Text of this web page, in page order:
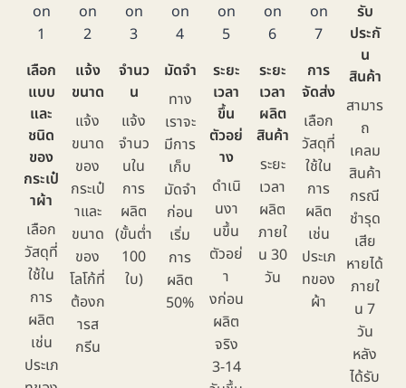
เลือก
แบบ
และ
ชนิด
ของ
กระเป๋
าผ้า
เลือก
วัสดุที่
ใช้ใน
การ
ผลิต
เช่น
ประเภ
แจ้ง
ขนาด
แจ้ง
ขนาด
ของ
กระเป๋
าและ
ขนาด
ของ
โลโก้ที่
ต้องก
ารส
กรีน
จำนว
น
แจ้ง
จำนว
นใน
การ
ผลิต
(ขั้นต่ำ
100
ใบ)
มัดจำ
ทาง
เราจะ
มีการ
เก็บ
มัดจำ
ก่อน
เริ่ม
การ
ผลิต
50%
ระยะ
เวลา
ขึ้น
ตัวอย่
าง
ดำเนิ
นงา
นขึ้น
ตัวอย่
า
งก่อน
ผลิต
จริง
3-14
ระยะ
เวลา
ผลิต
สินค้า
ระยะ
เวลา
ผลิต
ภายใ
น 30
วัน
การ
จัดส่ง
เลือก
วัสดุที่
ใช้ใน
การ
ผลิต
เช่น
ประเภ
ทของ
ผ้า
รับ
ประกั
น
สินค้า
สามาร
ถ
เคลม
สินค้า
กรณี
ชำรุด
เสีย
หายได้
ภายใ
น 7
วัน
หลัง
ได้รับ